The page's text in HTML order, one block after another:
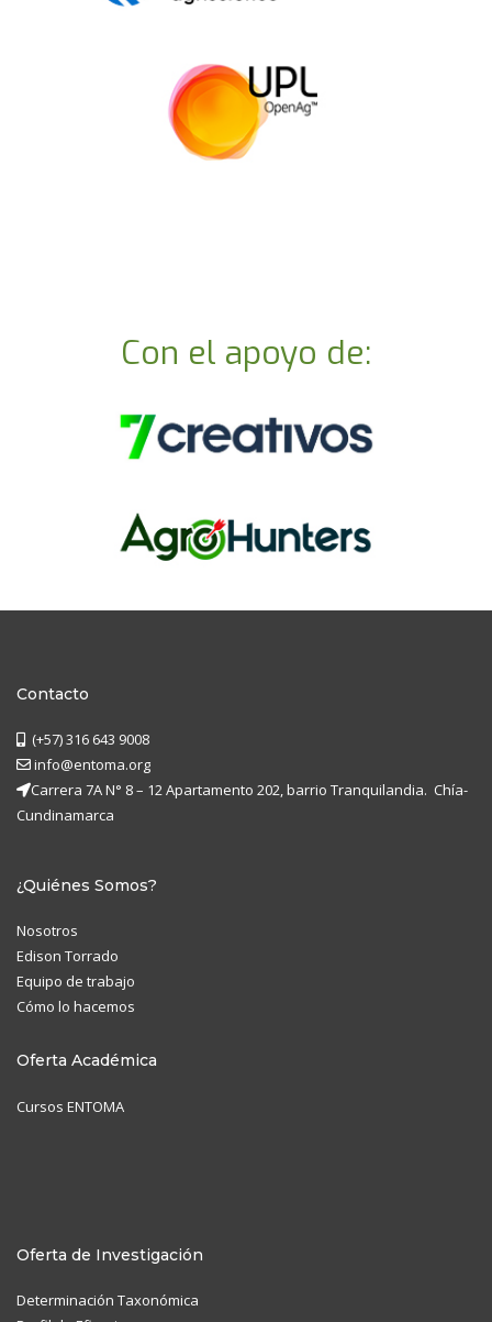
Con el apoyo de:
Contacto
(+57) 316 643 9008
info@entoma.org
Carrera 7A N° 8 – 12 Apartamento 202, barrio Tranquilandia. Chía-
Cundinamarca
¿Quiénes Somos?
Nosotros
Edison Torrado
Equipo de trabajo
Cómo lo hacemos
Oferta Académica
Cursos ENTOMA
Oferta de Investigación
Determinación Taxonómica